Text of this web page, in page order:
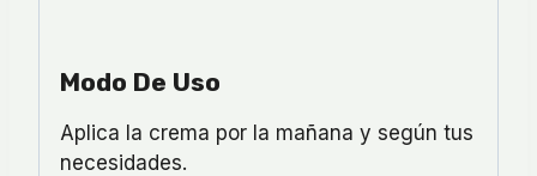
Modo De Uso
Aplica la crema por la mañana y según tus
necesidades.